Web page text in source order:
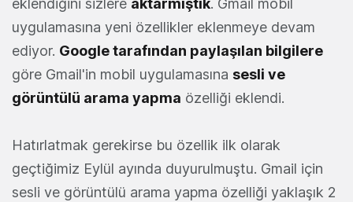
eklendiğini sizlere aktarmıştık. Gmail mobil
uygulamasına yeni özellikler eklenmeye devam
ediyor. Google tarafından paylaşılan bilgilere
göre Gmail'in mobil uygulamasına sesli ve
görüntülü arama yapma özelliği eklendi.
Hatırlatmak gerekirse bu özellik ilk olarak
geçtiğimiz Eylül ayında duyurulmuştu. Gmail için
sesli ve görüntülü arama yapma özelliği yaklaşık 2